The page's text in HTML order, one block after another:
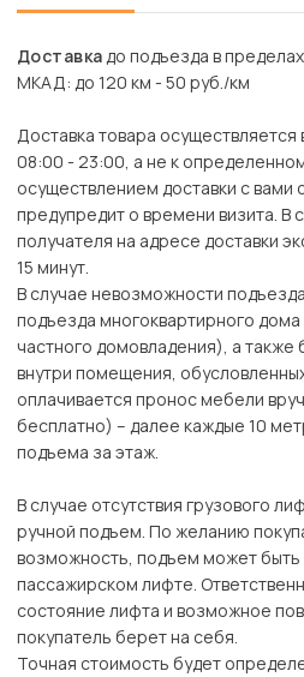
Доставкадо подъезда в
МКАД: до 120 км - 50 руб./км
Доставка товара
08:00 - 23:00, а не к
осуществлением доставки с вами
предупредит о времени визита. В
получателя на адресе доставки
15 минут.
В случае невозможности
подъезда многоквартирного
частного домовладения), а также
внутри помещения,
оплачивается пронос мебели
бесплатно) – далее каждые 10
подъема за этаж.
В случае отсутствия грузового
ручной подъем. По желанию
возможность, подъем может быть
пассажирском лифте.
состояние лифта и возможное
покупатель берет на себя.
Точная стоимость будет